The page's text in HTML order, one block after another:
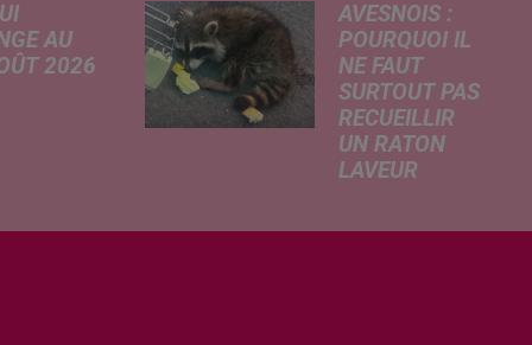
AU
2026
sur le
AVESNOIS :
POURQUOI IL
NE FAUT
SURTOUT PAS
RECUEILLIR
UN RATON
LAVEUR
déshydraté au